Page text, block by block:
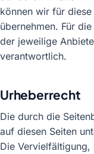
können wir für
übernehmen. Für
der jeweilige
verantwortlich.
Urheberrecht
Die durch die
auf diesen Seiten
Die